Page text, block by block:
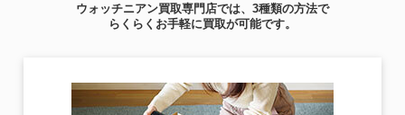
ウォッチニアン買取専門店では、3種類の方法で
らくらくお手軽に買取が可能です。